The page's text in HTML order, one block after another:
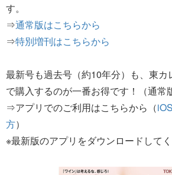
す。
⇒通常版はこちらから
⇒特別増刊はこちらから
最新号も過去号（約10年分）も、東カ
で購入するのが一番お得です！（通常
⇒アプリでのご利用はこちらから（
方）
※最新版のアプリをダウンロードしてく